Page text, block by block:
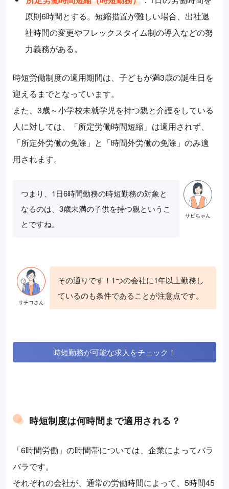
原則6時間とする。短縮措置が難しい場合、出社退
社時間の変更やフレックスタイム制の導入などの努
力義務がある。
時短労働制度の適用期間は、子どもが満3歳の誕生日を
迎えるまでとなっています。
また、3歳～小学校未就学児を持つ親と介護をしている
人に対しては、「所定労働時間短縮」は適用されず、
「所定外労働の免除」と「時間外労働の免除」のみ適
用されます。
つまり、1日6時間勤務の時短勤務の対象と
なるのは、3歳未満の子供を持つ親というこ
とですね。
その通りです！1つの会社に1年以上勤務し
ているのも条件であることが注意点です。
時短勤務が可能な求人をチェック！
時短制度は何時間まで適用される？
「6時間労働」の時間帯については、企業によってバラ
バラです。
それぞれの会社が、通常の労働時間によって、5時間45